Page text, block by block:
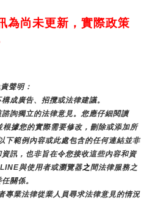
為尚未更新，實際政策
聲明：
成廣告、招攬或法律建議。
詢獨立的法律意見。您應仔細閱讀
據您的實際需要修改，刪除或添加所
下範例內容或此處包含的任何連結並非
訊，也非旨在令您接收這些內容和資
與使用者或瀏覽器之間法律服務之
關係。
專業法律從業人員尋求法律意見的情況